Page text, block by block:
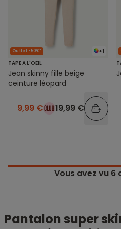
+1
Outlet -50%*
TAPE A L'OEIL
Jean skinny fille beige
ceinture léopard
9,99 € 19,99 €
Vous avez vu 6
Pantalon super